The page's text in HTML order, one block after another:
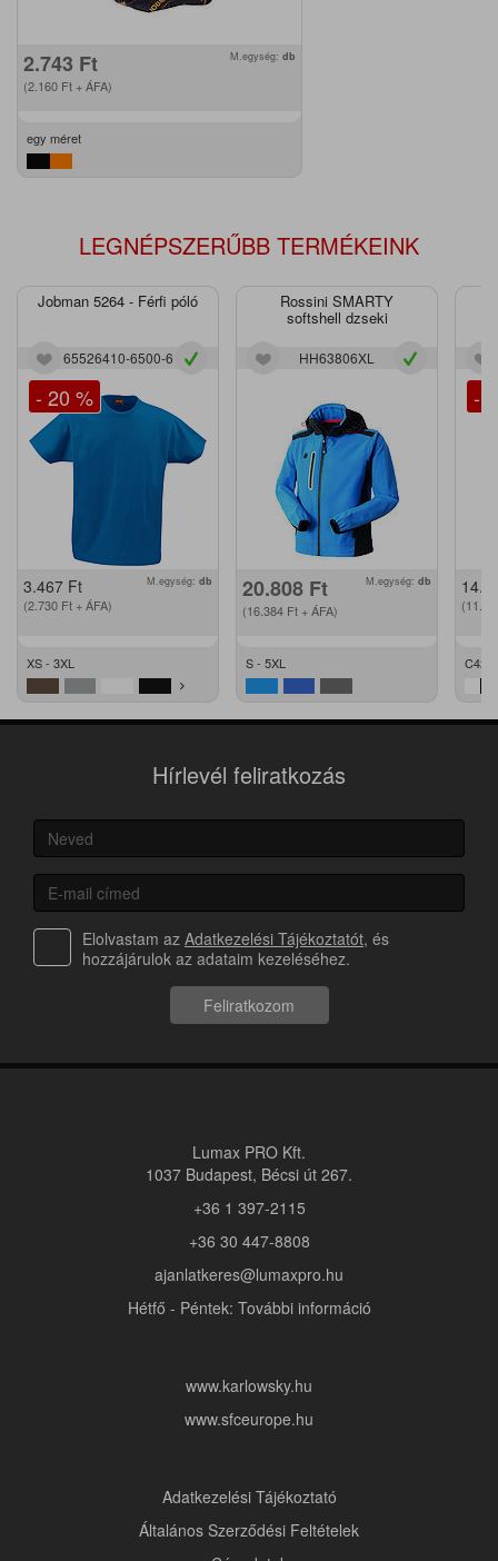
2.743 Ft
(2.160 Ft + ÁFA)
M.egység: db
egy méret
LEGNÉPSZERŰBB TERMÉKEINK
Jobman 5264 - Férfi póló
65526410-6500-6
- 20 %
3.467 Ft
(2.730 Ft + ÁFA)
M.egység: db
XS - 3XL
Rossini SMARTY
softshell dzseki
HH63806XL
20.808 Ft
(16.384 Ft + ÁFA)
M.egység: db
S - 5XL
-
C42 -
Hírlevél feliratkozás
Elolvastam az Adatkezelési Tájékoztatót, és
hozzájárulok az adataim kezeléséhez.
Feliratkozom
Lumax PRO Kft.
1037 Budapest, Bécsi út 267.
+36 1 397-2115
+36 30 447-8808
ajanlatkeres@lumaxpro.hu
Hétfő - Péntek: További információ
www.karlowsky.hu
www.sfceurope.hu
Adatkezelési Tájékoztató
Általános Szerződési Feltételek